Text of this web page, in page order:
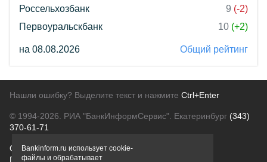
Россельхозбанк
9 (-2)
Первоуральскбанк
10 (+2)
на 08.08.2026 Общий рейтинг
Нашли ошибку? Выделите текст и нажмите Ctrl+Enter
© 1994-2026. РИА "БанкИнформСервис". Екатеринбург (343)
370-61-71
О проектеПолитика конфиденциальности
Правовая информацияДля рекламодателей
Bankinform.ru использует cookie-
файлы и обрабатывает